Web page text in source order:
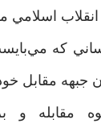
اسلامي
كه
جبهه مقابل
مقابله و